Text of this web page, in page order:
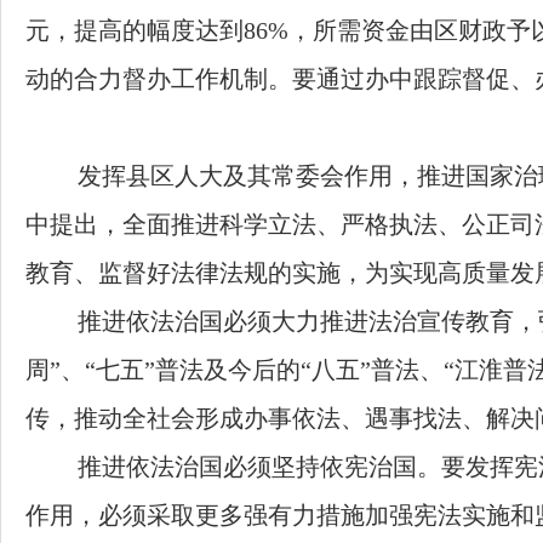
元，提高的幅度达到 86% ，所需资金由区财政
动的合力督办工作机制。要通过办中跟踪督促
发挥县区人大及其常委会作用，推进国家
中提出，全面推进科学立法、严格执法、公正
教育、监督好法律法规的实施，为实现高质量
推进依法治国必须大力推进法治宣传教育
周”、“七五”普法及今后的“八五”普法、 “江淮普
传，推动全社会形成办事依法、遇事找法、解
推进依法治国必须坚持依宪治国。要发挥
作用，必须采取更多强有力措施加强宪法实施